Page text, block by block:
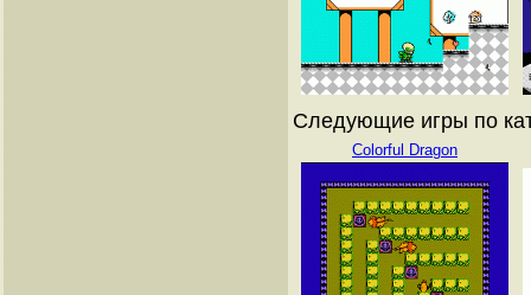
Следующие игры по
Colorful Dragon